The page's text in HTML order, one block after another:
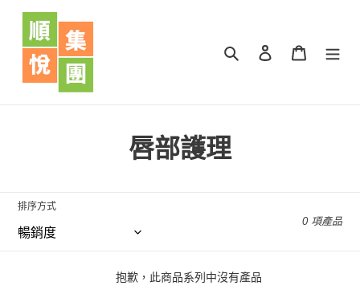
搜尋 登入 購物車
商
列
:
唇部護理
排序方式
0 項產品
抱歉，此商品系列中沒有產品